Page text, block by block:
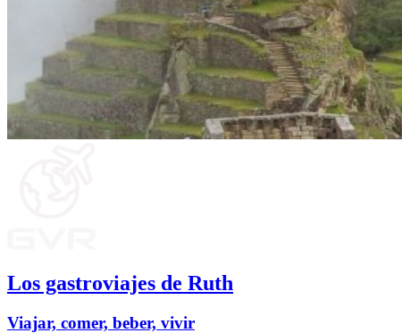
Los gastroviajes de Ruth
Viajar, comer, beber, vivir